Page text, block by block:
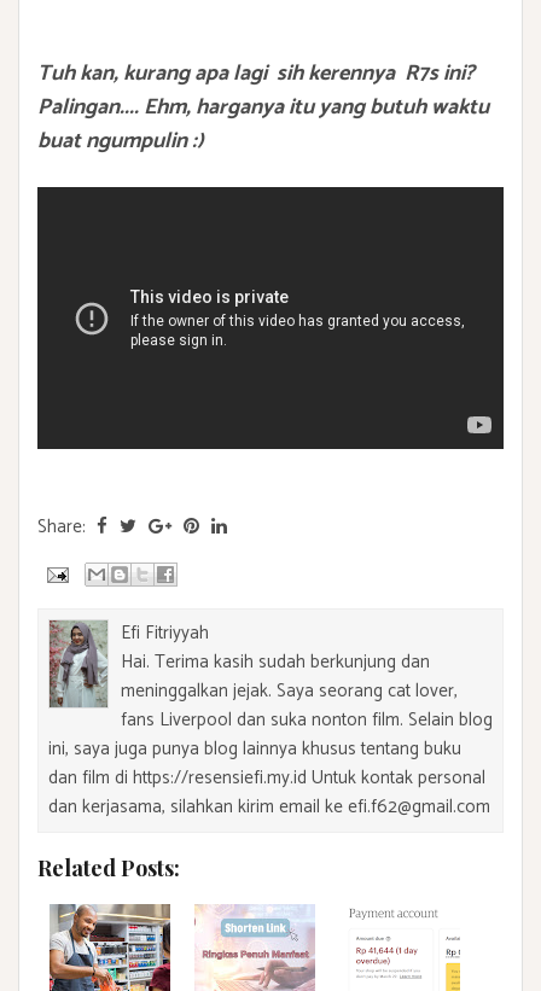
Tuh kan, kurang apa lagi sih kerennya R7s ini?
Palingan.... Ehm, harganya itu yang butuh waktu
buat ngumpulin :)
Share:
Efi Fitriyyah
Hai. Terima kasih sudah berkunjung dan
meninggalkan jejak. Saya seorang cat lover,
fans Liverpool dan suka nonton film. Selain blog
ini, saya juga punya blog lainnya khusus tentang buku
dan film di https://resensiefi.my.id Untuk kontak personal
dan kerjasama, silahkan kirim email ke efi.f62@gmail.com
Related Posts: